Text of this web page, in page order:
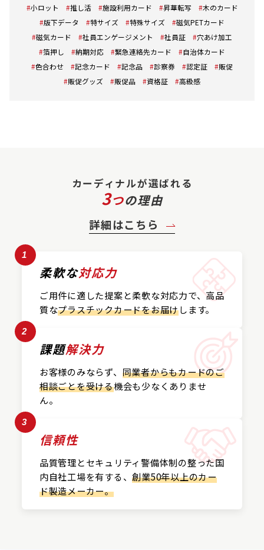
小ロット
推し活 施設利用カード 昇華転写
木のカード
版下データ
特サイズ 特殊サイズ
磁気PETカード
磁気カード
社員エンゲージメント 社員証
穴あけ加工
箔押し
納期対応 緊急連絡先カード
自治体カード
色合わせ
記念カード 記念品 診察券 認定証
販促
販促グッズ
販促品 資格証 高級感
カーディナルが選ばれる
3つの理由
詳細はこちら
1
柔軟な対応力
ご用件に適した提案と柔軟な対応力で、高品
質なプラスチックカードをお届けします。
2
課題解決力
お客様のみならず、 同業者からもカードのご
相談ごとを受ける機会も少なくありませ
ん。
3
信頼性
品質管理とセキュリティ警備体制の整った国
内自社工場を有する、創業50年以上のカー
ド製造メーカー。